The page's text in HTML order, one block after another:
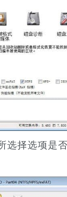
择选项是否